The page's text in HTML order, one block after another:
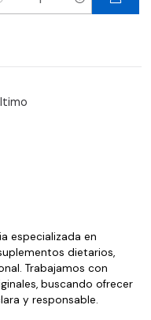
especializada en
dietarios,
Trabajamos con
buscando ofrecer
y responsable.